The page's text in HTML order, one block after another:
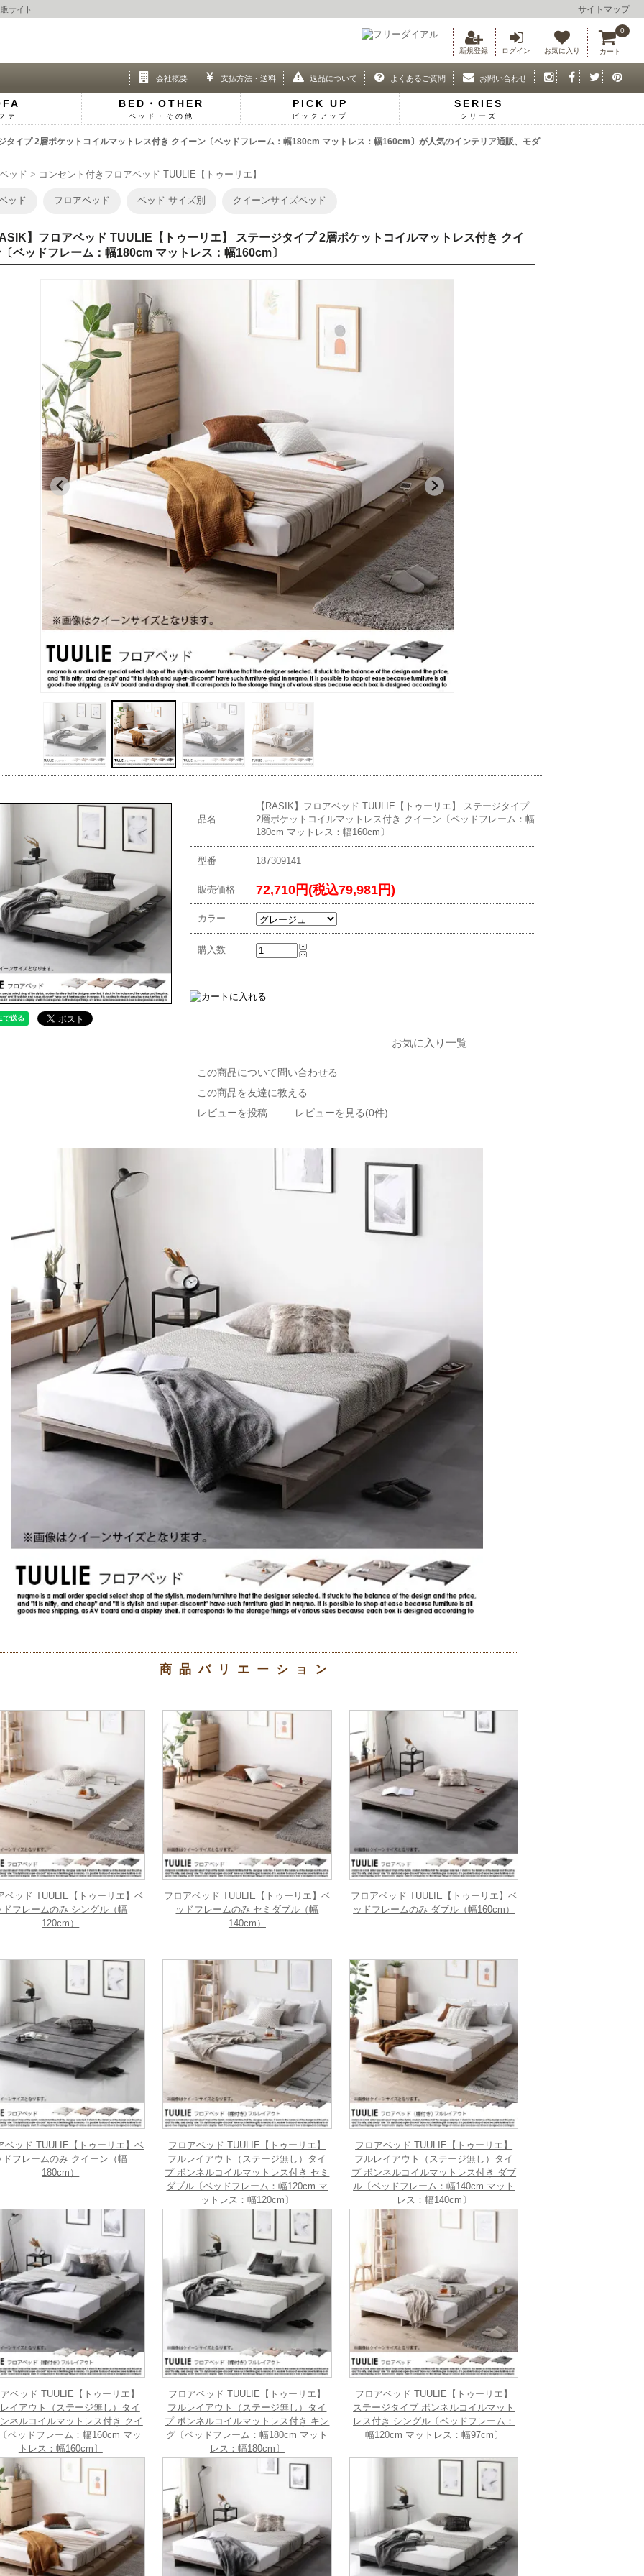
サイト サイトマップ
新規登録 ログイン お気に入り カート
0
会社概要 支払方法・送料 返品について よくあるご質問 お問い合わせ
ァ
BED・OTHER
ベッド・その他
PICK UP
ピックアップ
SERIES
シリーズ
イプ 2層ポケットコイルマットレス付き クイーン〔ベッドフレーム：幅180cm マットレス：幅160cm〕が人気のインテリア通販、モダ
ベッド コンセント付きフロアベッド TUULIE【トゥーリエ】
ッド フロアベッド ベッド-サイズ別 クイーンサイズベッド
】フロアベッド TUULIE【トゥーリエ】 ステージタイプ 2層ポケットコイルマットレス付き クイ
ベッドフレーム：幅180cm マットレス：幅160cm〕
品名
【RASIK】フロアベッド TUULIE【トゥーリエ】 ステージタイプ
2層ポケットコイルマットレス付き クイーン〔ベッドフレーム：幅
180cm マットレス：幅160cm〕
型番 187309141
販売価格 72,710円(税込79,981円)
カラー
購入数
お気に入り一覧
この商品について問い合わせる
この商品を友達に教える
レビューを投稿
レビューを見る(0件)
商品バリエーション
ベッド TUULIE【トゥーリエ】ベ
ドフレームのみ シングル（幅
120cm）
フロアベッド TUULIE【トゥーリエ】ベ
ッドフレームのみ セミダブル（幅
140cm）
フロアベッド TUULIE【トゥーリエ】ベ
ッドフレームのみ ダブル（幅160cm）
ベッド TUULIE【トゥーリエ】ベ
ドフレームのみ クイーン（幅
180cm）
フロアベッド TUULIE【トゥーリエ】
フルレイアウト（ステージ無し）タイ
プ ボンネルコイルマットレス付き セミ
ダブル〔ベッドフレーム：幅120cm マ
ットレス：幅120cm〕
フロアベッド TUULIE【トゥーリエ】
フルレイアウト（ステージ無し）タイ
プ ボンネルコイルマットレス付き ダブ
ル〔ベッドフレーム：幅140cm マット
レス：幅140cm〕
ベッド TUULIE【トゥーリエ】
イアウト（ステージ無し）タイ
ネルコイルマットレス付き クイ
ベッドフレーム：幅160cm マッ
トレス：幅160cm〕
フロアベッド TUULIE【トゥーリエ】
フルレイアウト（ステージ無し）タイ
プ ボンネルコイルマットレス付き キン
グ〔ベッドフレーム：幅180cm マット
レス：幅180cm〕
フロアベッド TUULIE【トゥーリエ】
ステージタイプ ボンネルコイルマット
レス付き シングル〔ベッドフレーム：
幅120cm マットレス：幅97cm〕